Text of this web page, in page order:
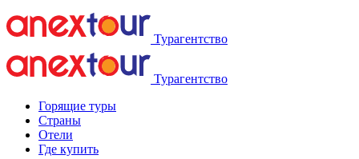
Турагентство
Турагентство
Горящие туры
Страны
Отели
Где купить